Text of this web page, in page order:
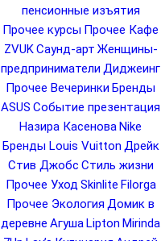
пенсионные изъятия
Прочее курсы Прочее Кафе
ZVUKСаунд-арт Женщины-
предприниматели Диджеинг
Прочее Вечеринки Бренды
ASUS Событие презентация
Назира Касенова Nike
Бренды Louis Vuitton Дрейк
Стив Джобс Стиль жизни
Прочее Уход Skinlite Filorga
Прочее Экология Домик в
деревне Агуша Lipton Mirinda